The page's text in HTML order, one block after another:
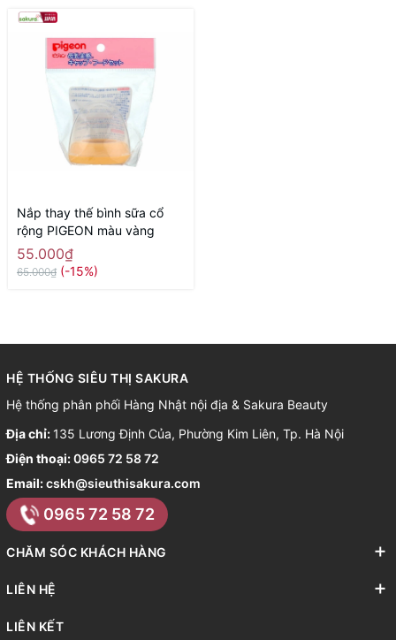
Nắp thay thế bình sữa cổ
rộng PIGEON màu vàng
55.000₫
65.000₫ (-15%)
HỆ THỐNG SIÊU THỊ SAKURA
Hệ thống phân phối Hàng Nhật nội địa & Sakura Beauty
Địa chỉ: 135 Lương Định Của, Phường Kim Liên, Tp. Hà Nội
Điện thoại:0965 72 58 72
Email:cskh@sieuthisakura.com
0965 72 58 72
CHĂM SÓC KHÁCH HÀNG
LIÊN HỆ
LIÊN KẾT